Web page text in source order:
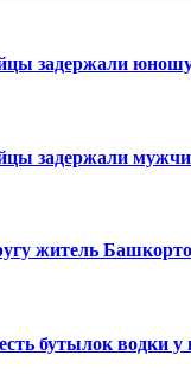
задержали
задержали
житель
бутылок водки у